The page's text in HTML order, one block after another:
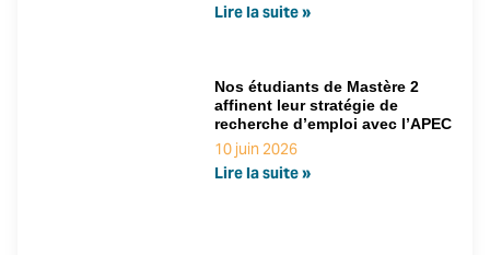
Lire la suite »
Nos étudiants de Mastère 2
affinent leur stratégie de
recherche d’emploi avec l’APEC
10 juin 2026
Lire la suite »